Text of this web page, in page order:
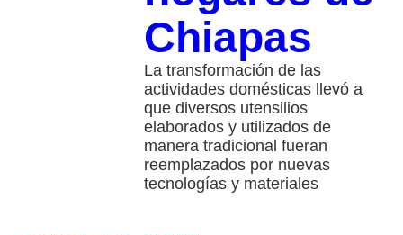
Chiapas
La transformación de las
actividades domésticas llevó a
que diversos utensilios
elaborados y utilizados de
manera tradicional fueran
reemplazados por nuevas
tecnologías y materiales